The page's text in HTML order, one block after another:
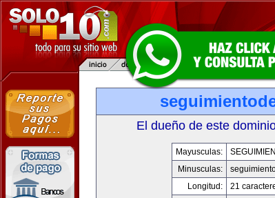
El dueño de este
Mayusculas:
Minusculas:
Longitud:
21